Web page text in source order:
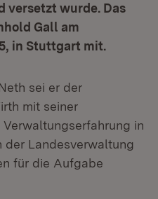
versetzt wurde. Das
Gall am
in Stuttgart mit.
sei er der
mit seiner
in
der Landesverwaltung
für die Aufgabe